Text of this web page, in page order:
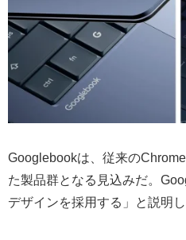
Googlebookは、従来の
た製品群となる見込みだ。
デザインを採用する」と説明し